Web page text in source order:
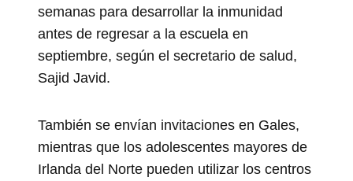
semanas para desarrollar la inmunidad
antes de regresar a la escuela en
septiembre, según el secretario de salud,
Sajid Javid.
También se envían invitaciones en Gales,
mientras que los adolescentes mayores de
Irlanda del Norte pueden utilizar los centros